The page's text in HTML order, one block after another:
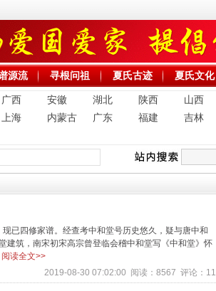
源流 寻根问祖 夏氏古迹 夏氏文化
广西 安徽 湖北 陕西 山西
上海 内蒙古 广东 福建 吉林
已四修家谱。经查考中和堂号历史悠久，疑与唐中和
建筑，南宋初宋高宗曾登临会稽中和堂写《中和堂》怀
阅读全文>>
2019-08-30 07:02:00 阅读：8567 评论：11